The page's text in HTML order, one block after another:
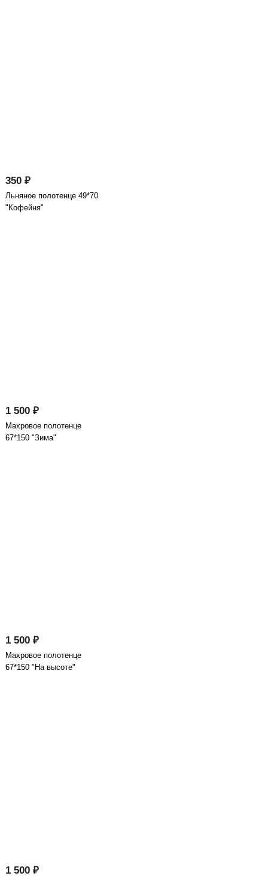
350 ₽
Льняное полотенце 49*70
"Кофейня"
1 500 ₽
Махровое полотенце
67*150 "Зима"
1 500 ₽
Махровое полотенце
67*150 "На высоте"
1 500 ₽